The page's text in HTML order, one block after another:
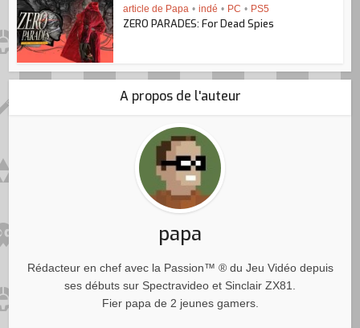
article de Papa • indé • PC • PS5
ZERO PARADES: For Dead Spies
A propos de l'auteur
papa
Rédacteur en chef avec la Passion™ ® du Jeu Vidéo depuis
ses débuts sur Spectravideo et Sinclair ZX81.
Fier papa de 2 jeunes gamers.